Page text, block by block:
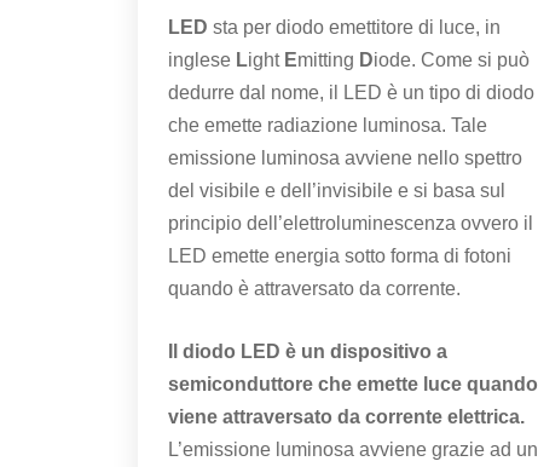
LED sta per diodo emettitore di luce, in
inglese Light Emitting Diode. Come si può
dedurre dal nome, il LED è un tipo di diodo
che emette radiazione luminosa. Tale
emissione luminosa avviene nello spettro
del visibile e dell’invisibile e si basa sul
principio dell’elettroluminescenza ovvero il
LED emette energia sotto forma di fotoni
quando è attraversato da corrente.
Il diodo LED è un dispositivo a
semiconduttore che emette luce quando
viene attraversato da corrente elettrica.
L’emissione luminosa avviene grazie ad un